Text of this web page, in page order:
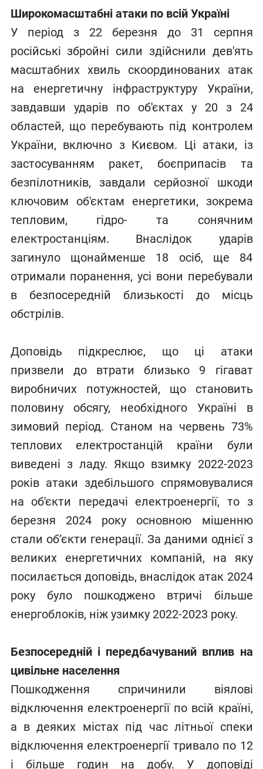
Широкомасштабні атаки по всій Україні
У період з 22 березня до 31 серпня
російські збройні сили здійснили дев'ять
масштабних хвиль скоординованих атак
на енергетичну інфраструктуру України,
завдавши ударів по об'єктах у 20 з 24
областей, що перебувають під контролем
України, включно з Києвом. Ці атаки, із
застосуванням ракет, боєприпасів та
безпілотників, завдали серйозної шкоди
ключовим об'єктам енергетики, зокрема
тепловим, гідро- та сонячним
електростанціям. Внаслідок ударів
загинуло щонайменше 18 осіб, ще 84
отримали поранення, усі вони перебували
в безпосередній близькості до місць
обстрілів.
Доповідь підкреслює, що ці атаки
призвели до втрати близько 9 гігават
виробничих потужностей, що становить
половину обсягу, необхідного Україні в
зимовий період. Станом на червень 73%
теплових електростанцій країни були
виведені з ладу. Якщо взимку 2022-2023
років атаки здебільшого спрямовувалися
на об'єкти передачі електроенергії, то з
березня 2024 року основною мішенню
стали об’єкти генерації. За даними однієї з
великих енергетичних компаній, на яку
посилається доповідь, внаслідок атак 2024
року було пошкоджено втричі більше
енергоблоків, ніж узимку 2022-2023 року.
Безпосередній і передбачуваний вплив на
цивільне населення
Пошкодження спричинили віялові
відключення електроенергії по всій країні,
а в деяких містах під час літньої спеки
відключення електроенергії тривало по 12
і більше годин на добу. У доповіді